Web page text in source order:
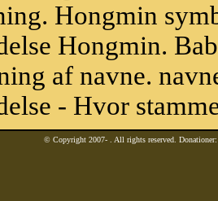
Hongmin
Hongmin.
af navne.
- Hvor
© Copyright 2007- . All rights reserved.